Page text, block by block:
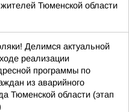
Тюменской области
Делимся актуальной
реализации
программы по
из аварийного
Тюменской области (этап